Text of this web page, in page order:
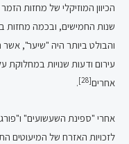
הכיוון המוזיקלי של מחזות
שנות החמישים, ובכמה מחזות
והבולט ביותר היה "שיער",
עירום ודעות שנויות במחלוקת
אחרים[28]
.
אחרי "ספינת השעשועים"
לזכויות האזרח של המיעוטים